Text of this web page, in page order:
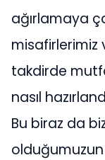
ağırlamaya
misafirlerimiz
takdirde
nasıl
Bu biraz da